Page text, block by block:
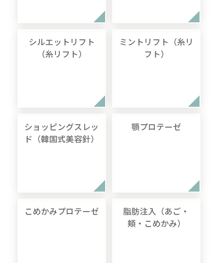
シルエットリフト
（糸リフト）
ミントリフト（糸リ
フト）
ショッピングスレッ
ド（韓国式美容針）
顎プロテーゼ
こめかみプロテーゼ
脂肪注入（あご・
頬・こめかみ）